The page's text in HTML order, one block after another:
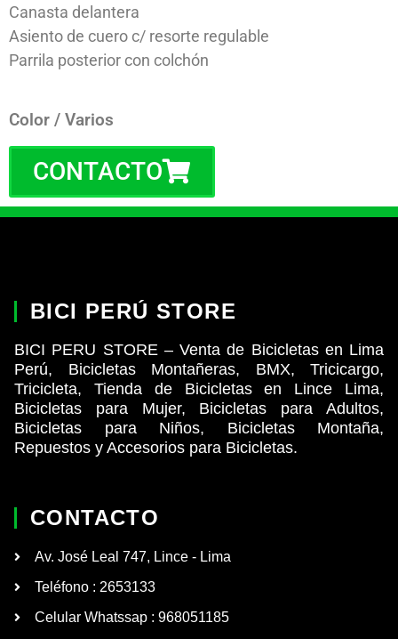
Canasta delantera
Asiento de cuero c/ resorte regulable
Parrila posterior con colchón
Color / Varios
CONTACTO
BICI PERÚ STORE
BICI PERU STORE – Venta de Bicicletas en Lima
Perú, Bicicletas Montañeras, BMX, Tricicargo,
Tricicleta, Tienda de Bicicletas en Lince Lima,
Bicicletas para Mujer, Bicicletas para Adultos,
Bicicletas para Niños, Bicicletas Montaña,
Repuestos y Accesorios para Bicicletas.
CONTACTO
Av. José Leal 747, Lince - Lima
Teléfono : 2653133
Celular Whatssap : 968051185